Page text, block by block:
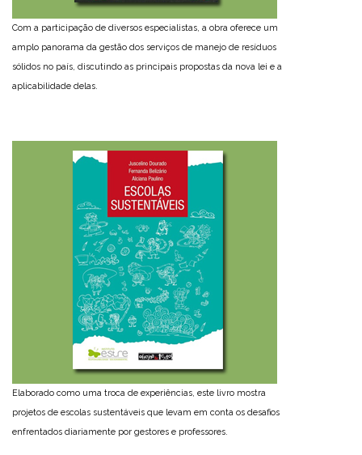
Com a participação de diversos especialistas, a obra oferece um
amplo panorama da gestão dos serviços de manejo de resíduos
sólidos no país, discutindo as principais propostas da nova lei e a
aplicabilidade delas.
Elaborado como uma troca de experiências, este livro mostra
projetos de escolas sustentáveis que levam em conta os desafios
enfrentados diariamente por gestores e professores.